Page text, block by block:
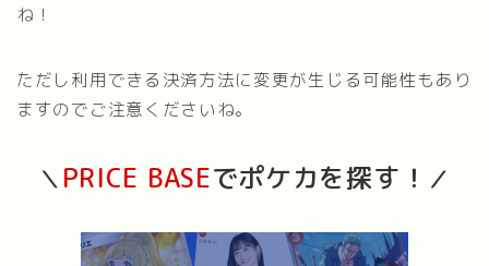
ね！
ただし利用できる決済方法に変更が生じる可能性もあり
ますのでご注意くださいね。
＼ PRICE BASEでポケカを探す！ ／